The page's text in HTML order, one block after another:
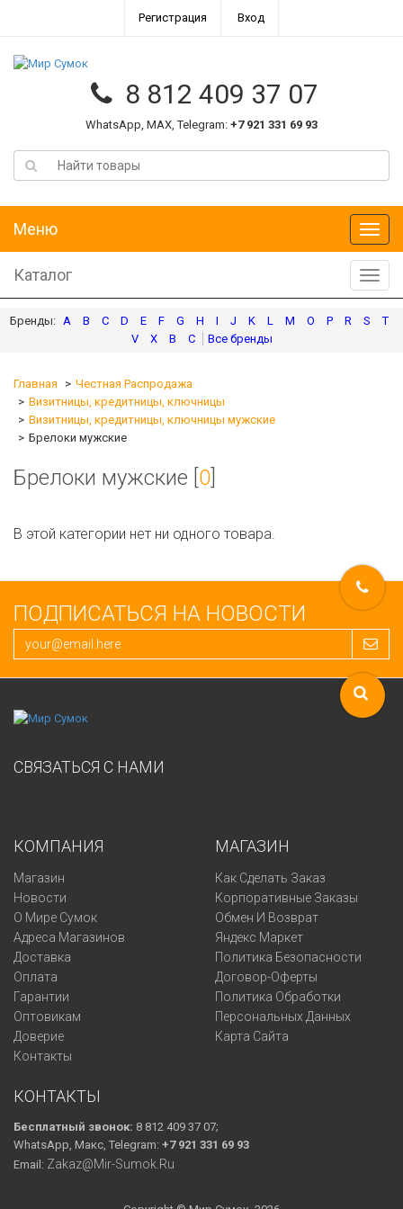
Регистрация Вход
8 812 409 37 07
WhatsApp, MAX, Telegram: +7 921 331 69 93
Меню
Меню
Каталог
A B C D E F G H I J K L M O P R S
T
V
X В С
Главная
Честная Распродажа
Визитницы, кредитницы, ключницы
Визитницы, кредитницы, ключницы мужские
Брелоки мужские
Брелоки мужские [ 0
В этой категории нет ни одного товара.
ПОДПИСАТЬСЯ НА НОВОСТИ
СВЯЗАТЬСЯ С НАМИ
КОМПАНИЯ
Магазин
Новости
О Мире Сумок
Адреса Магазинов
Доставка
Оплата
Гарантии
Оптовикам
Доверие
Контакты
МАГАЗИН
Как Сделать Заказ
Корпоративные Заказы
Обмен И Возврат
Яндекс Маркет
Политика Безопасности
Договор-Оферты
Политика Обработки
Персональных Данных
Карта Сайта
КОНТАКТЫ
Бесплатный звонок: 8 812 409 37 07;
WhatsApp, Макс, Telegram: +7 921 331 69 93
Email: Zakaz@mir-Sumok.ru